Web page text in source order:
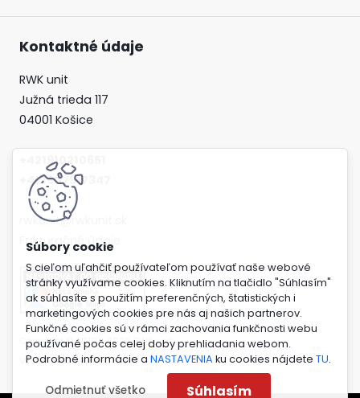
S cieľom uľahčiť používateľom používať naše webové
stránky využívame cookies. Kliknutím na tlačidlo "Súhlasím"
ak súhlasíte s použitím preferenčných, štatistických i
marketingových cookies pre nás aj našich partnerov.
Funkčné cookies sú v rámci zachovania funkčnosti webu
používané počas celej doby prehliadania webom.
Podrobné informácie a NASTAVENIA ku cookies nájdete TU.
Odmietnuť všetko Súhlasím
Kontaktné údaje
RWK unit
Južná trieda 117
04001 Košice
+421910210651
+421907917347
rwkunit@rwkunit.sk
Fakturačné údaje
Copyright © 2010 - 2026 RWK unit
Všetky práva vyhradené